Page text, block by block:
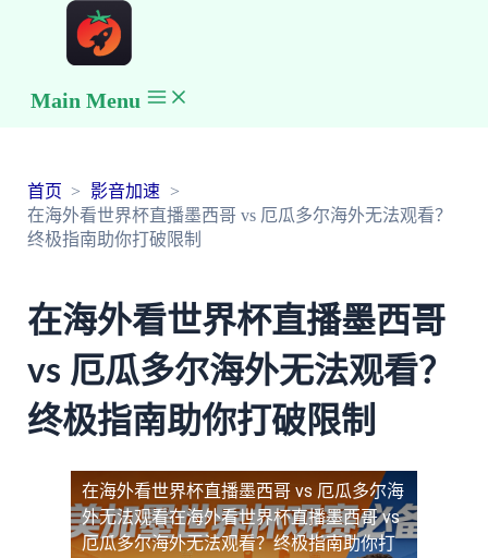
Main Menu
首页
影音加速
在海外看世界杯直播墨西哥 vs 厄瓜多尔海外无法观看？
终极指南助你打破限制
在海外看世界杯直播墨西哥
vs 厄瓜多尔海外无法观看？
终极指南助你打破限制
在海外看世界杯直播墨西哥 vs 厄瓜多尔海
外无法观看在海外看世界杯直播墨西哥 vs
厄瓜多尔海外无法观看？终极指南助你打